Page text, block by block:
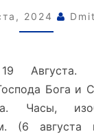
19
АВГУСТА
2024
19 Августа.
Бога и
Часы,
(6 августа